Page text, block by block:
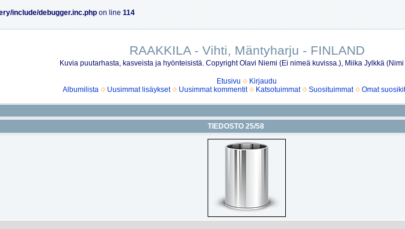
include/debugger.inc.php on line 114
RAAKKILA - Vihti, Mäntyharju - FINLAND
Kuvia puutarhasta, kasveista ja hyönteisistä. Copyright Olavi Niemi (Ei nimeä kuvissa.), Miika Jylkkä
Etusivu
Kirjaudu
Albumilista
Uusimmat lisäykset Uusimmat kommentit Katsotuimmat Suosituimmat Omat suosikit
TIEDOSTO 25/58